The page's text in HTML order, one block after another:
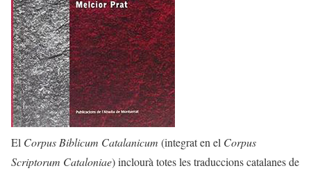
El Corpus Biblicum Catalanicum (integrat en el Corpus
Scriptorum Cataloniae) inclourà totes les traduccions catalanes de